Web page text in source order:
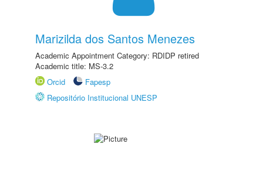
Marizilda dos Santos Menezes
Academic Appointment Category: RDIDP retired
Academic title: MS-3.2
Orcid
Fapesp
Repositório Institucional UNESP